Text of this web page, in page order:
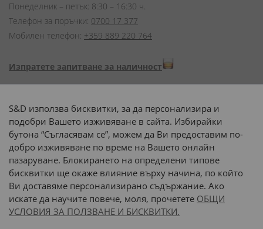
Понеделник – петък: 8:30 – 16:30 ч.
Телефон за поръчки: 0700 17 377
Мобилен телефон: +359 889 220 764
Изпратете запитване за наличност
Начини на плащане:
Доставка до адрес с:
или
наш транспорт
S&D използва бисквитки, за да персонализира и
подобри Вашето изживяване в сайта. Избирайки
бутона “Съгласявам се”, можем да Ви предоставим по-
добро изживяване по време на Вашето онлайн
пазаруване. Блокирането на определени типове
бисквитки ще окаже влияние върху начина, по който
Ви доставяме персонализирано съдържание. Ако
искате да научите повече, моля, прочетете ОБЩИ
УСЛОВИЯ ЗА ПОЛЗВАНЕ И БИСКВИТКИ.